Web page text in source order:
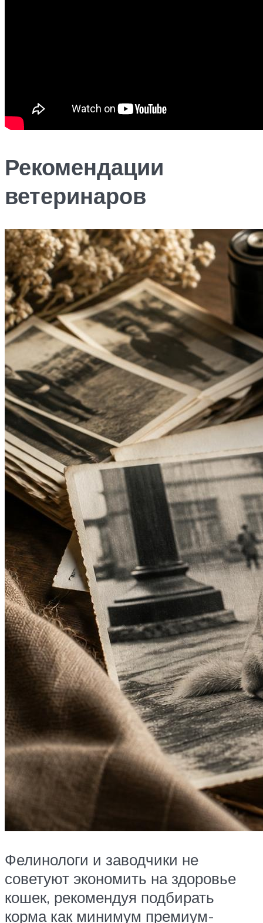
Рекомендации
ветеринаров
Фелинологи и заводчики не
советуют экономить на здоровье
кошек, рекомендуя подбирать
корма как минимум премиум-